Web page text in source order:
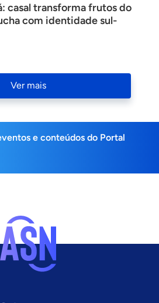
casal transforma frutos do
com identidade sul-
Ver mais
e conteúdos do Portal